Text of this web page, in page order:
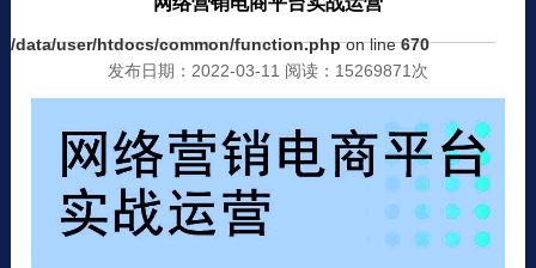
/data/user/htdocs/common/function.phpon line670
发布日期：2022-03-11 阅读：15269871次